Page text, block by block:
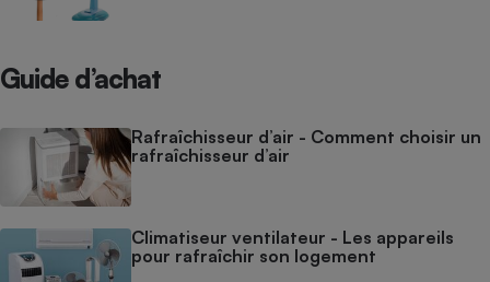
Guide d’achat
Rafraîchisseur d’air - Comment choisir un
rafraîchisseur d’air
Climatiseur ventilateur - Les appareils
pour rafraîchir son logement